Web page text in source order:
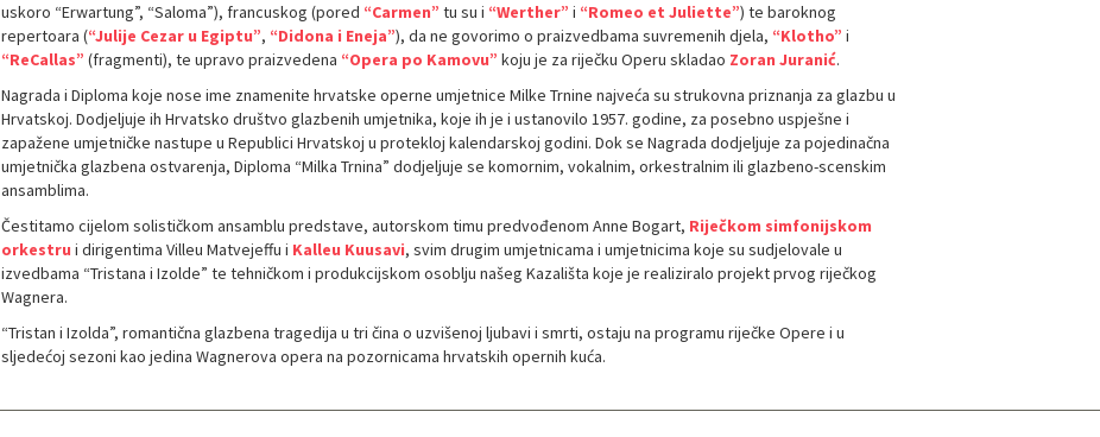
uskoro “Erwartung”, “Saloma”), francuskog (pored “Carmen” tu su i “Werther” i “Romeo et Juliette”) te baroknog
repertoara (“Julije Cezar u Egiptu”, “Didona i Eneja”), da ne govorimo o praizvedbama suvremenih djela, “Klotho” i
“ReCallas” (fragmenti), te upravo praizvedena “Opera po Kamovu” koju je za riječku Operu skladao Zoran Juranić.
Nagrada i Diploma koje nose ime znamenite hrvatske operne umjetnice Milke Trnine najveća su strukovna priznanja za glazbu u
Hrvatskoj. Dodjeljuje ih Hrvatsko društvo glazbenih umjetnika, koje ih je i ustanovilo 1957. godine, za posebno uspješne i
zapažene umjetničke nastupe u Republici Hrvatskoj u protekloj kalendarskoj godini. Dok se Nagrada dodjeljuje za pojedinačna
umjetnička glazbena ostvarenja, Diploma “Milka Trnina” dodjeljuje se komornim, vokalnim, orkestralnim ili glazbeno-scenskim
ansamblima.
Čestitamo cijelom solističkom ansamblu predstave, autorskom timu predvođenom Anne Bogart, Riječkom simfonijskom
orkestru i dirigentima Villeu Matvejeffu i Kalleu Kuusavi, svim drugim umjetnicama i umjetnicima koje su sudjelovale u
izvedbama “Tristana i Izolde” te tehničkom i produkcijskom osoblju našeg Kazališta koje je realiziralo projekt prvog riječkog
Wagnera.
“Tristan i Izolda”, romantična glazbena tragedija u tri čina o uzvišenoj ljubavi i smrti, ostaju na programu riječke Opere i u
sljedećoj sezoni kao jedina Wagnerova opera na pozornicama hrvatskih opernih kuća.